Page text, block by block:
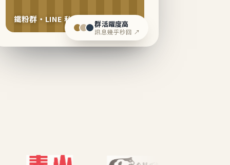
鐵粉群・LINE 私域運營中群活躍度高
訊息幾乎秒回 ↗